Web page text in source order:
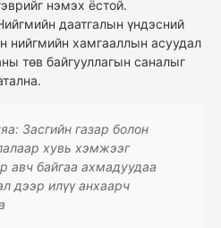
нэмэх ёстой.
даатгалын үндэсний
нийгмийн хамгааллын асуудал
төв байгууллагын саналыг
Засгийн газар болон
хувь хэмжээг
авч байгаа ахмадуудаа
дээр илүү анхаарч